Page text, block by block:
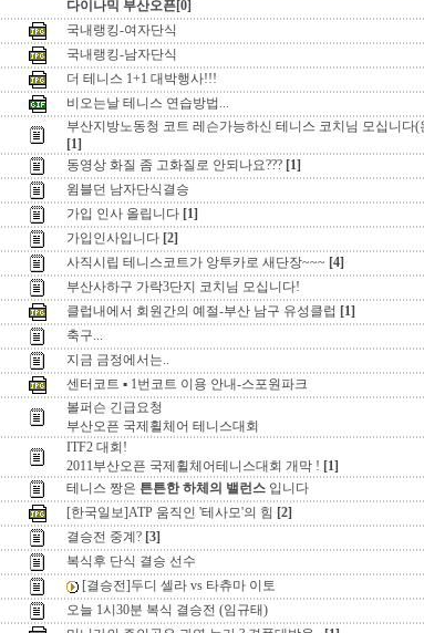
다이나믹 부산오픈[0]
국내랭킹-여자단식
국내랭킹-남자단식
더 테니스 1+1 대박행사!!!
비오는날 테니스 연습방법...
부산지방노동청 코트 레슨가능하신 테니스 코치님 모십니다(
[1]
동영상 화질 좀 고화질로 안되나요??? [1]
윔블던 남자단식결승
가입 인사 올립니다 [1]
가입인사입니다 [2]
사직시립 테니스코트가 앙투카로 새단장~~~ [4]
부산사하구 가락3단지 코치님 모십니다!
클럽내에서 회원간의 예절-부산 남구 유성클럽 [1]
축구...
지금 금정에서는..
센터코트 ▪ 1번코트 이용 안내-스포원파크
볼퍼슨 긴급요청
부산오픈 국제휠체어 테니스대회
ITF2 대회!
2011부산오픈 국제휠체어테니스대회 개막 ! [1]
테니스 짱은 튼튼한 하체의 밸런스 입니다
[한국일보]ATP 움직인 '테사모'의 힘 [2]
결승전 중계? [3]
복식후 단식 결승 선수
[결승전]두디 셀라 vs 타츄마 이토
오늘 1시30분 복식 결승전 (임규태)